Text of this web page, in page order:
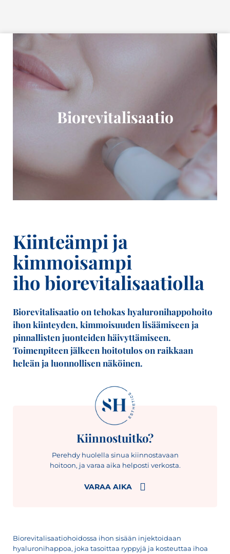
Biorevitalisaatio
Kiinteämpi ja
kimmoisampi
iho biorevitalisaatiolla
Biorevitalisaatio on tehokas hyaluronihappohoito
ihon kiinteyden, kimmoisuuden lisäämiseen ja
pinnallisten juonteiden häivyttämiseen.
Toimenpiteen jälkeen hoitotulos on raikkaan
heleän ja luonnollisen näköinen.
Kiinnostuitko?
Perehdy huolella sinua kiinnostavaan
hoitoon, ja varaa aika helposti verkosta.
VARAA AIKA
Biorevitalisaatiohoidossa ihon sisään injektoidaan
hyaluronihappoa, joka tasoittaa ryppyjä ja kosteuttaa ihoa